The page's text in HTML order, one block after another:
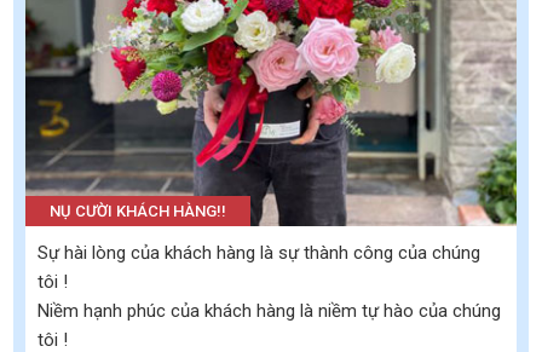
NỤ CƯỜI KHÁCH HÀNG!!
Sự hài lòng của khách hàng là sự thành công của chúng
tôi !
Niềm hạnh phúc của khách hàng là niềm tự hào của chúng
tôi !